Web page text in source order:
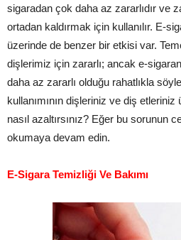
sigaradan çok daha az zararlıdır ve
ortadan kaldırmak için kullanılır. E-
üzerinde de benzer bir etkisi var.
dişlerimiz için zararlı; ancak e-
daha az zararlı olduğu rahatlıkla
kullanımının dişleriniz ve diş
nasıl azaltırsınız? Eğer bu sorunun
okumaya devam edin.
E-Sigara Temizliği Ve Bakımı